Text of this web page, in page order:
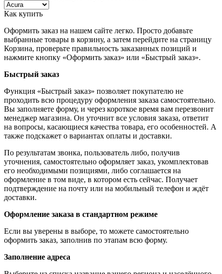
Как купить
Оформить заказ на нашем сайте легко. Просто добавьте
выбранные товары в корзину, а затем перейдите на страницу
Корзина, проверьте правильность заказанных позиций и
нажмите кнопку «Оформить заказ» или «Быстрый заказ».
Быстрый заказ
Функция «Быстрый заказ» позволяет покупателю не
проходить всю процедуру оформления заказа самостоятельно.
Вы заполняете форму, и через короткое время вам перезвонит
менеджер магазина. Он уточнит все условия заказа, ответит
на вопросы, касающиеся качества товара, его особенностей. А
также подскажет о вариантах оплаты и доставки.
По результатам звонка, пользователь либо, получив
уточнения, самостоятельно оформляет заказ, укомплектовав
его необходимыми позициями, либо соглашается на
оформление в том виде, в котором есть сейчас. Получает
подтверждение на почту или на мобильный телефон и ждёт
доставки.
Оформление заказа в стандартном режиме
Если вы уверены в выборе, то можете самостоятельно
оформить заказ, заполнив по этапам всю форму.
Заполнение адреса